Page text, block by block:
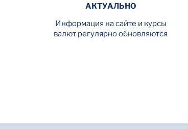
АКТУАЛЬНО
Информация на сайте и курсы
валют регулярно обновляются